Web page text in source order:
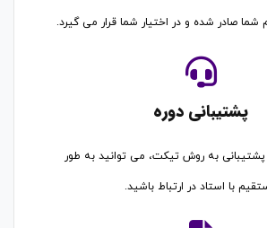
شما صادر شده و در اختیار شما قرار می گیرد.
پشتیبانی دوره
پشتیبانی به روش تیکت، می توانید به طور
با استاد در ارتباط باشید.